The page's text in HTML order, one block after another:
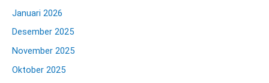
Januari 2026
Desember 2025
November 2025
Oktober 2025